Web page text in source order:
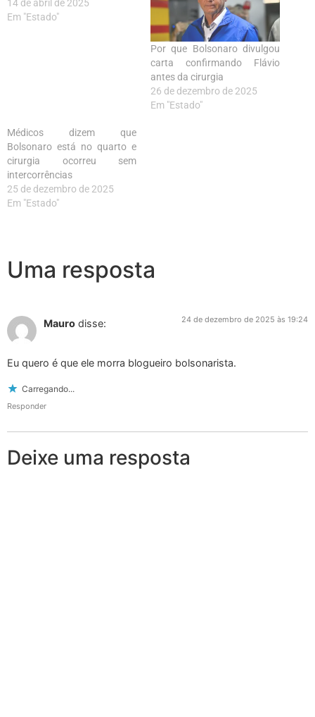
14 de abril de 2025
Em "Estado"
Por que Bolsonaro divulgou
carta confirmando Flávio
antes da cirurgia
26 de dezembro de 2025
Em "Estado"
Médicos dizem que
Bolsonaro está no quarto e
cirurgia ocorreu sem
intercorrências
25 de dezembro de 2025
Em "Estado"
Uma resposta
Mauro disse: 24 de dezembro de 2025 às 19:24
Eu quero é que ele morra blogueiro bolsonarista.
Carregando...
Responder
Deixe uma resposta